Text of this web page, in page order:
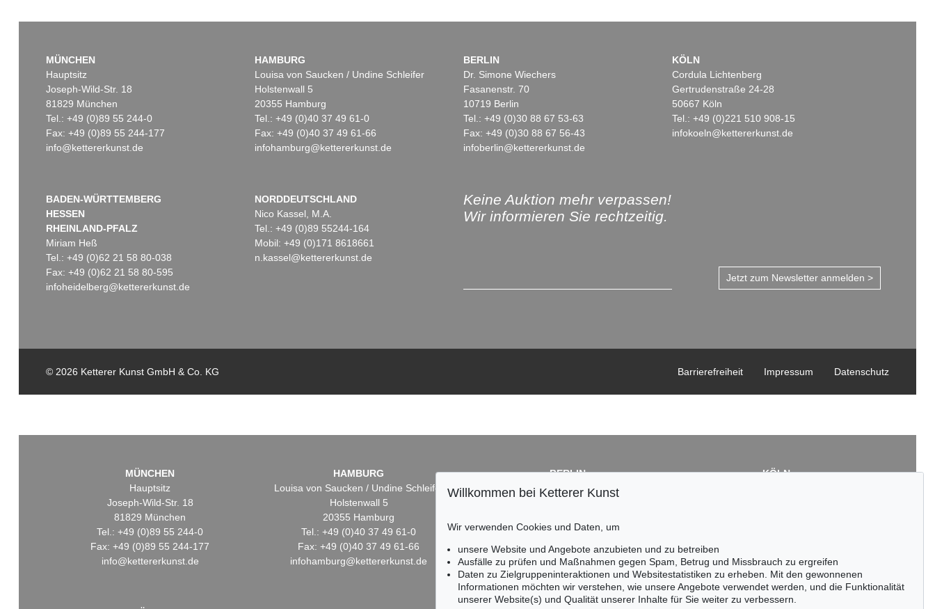
MÜNCHEN
Hauptsitz
Joseph-Wild-Str. 18
81829 München
Tel.: +49 (0)89 55 244-0
Fax: +49 (0)89 55 244-177
info@kettererkunst.de
HAMBURG
Louisa von Saucken / Undine Schleifer
Holstenwall 5
20355 Hamburg
Tel.: +49 (0)40 37 49 61-0
Fax: +49 (0)40 37 49 61-66
infohamburg@kettererkunst.de
BERLIN
Dr. Simone Wiechers
Fasanenstr. 70
10719 Berlin
Tel.: +49 (0)30 88 67 53-63
Fax: +49 (0)30 88 67 56-43
infoberlin@kettererkunst.de
KÖLN
Cordula Lichtenberg
Gertrudenstraße 24-28
50667 Köln
Tel.: +49 (0)221 510 908-15
infokoeln@kettererkunst.de
BADEN-WÜRTTEMBERG
HESSEN
RHEINLAND-PFALZ
Miriam Heß
Tel.: +49 (0)62 21 58 80-038
Fax: +49 (0)62 21 58 80-595
infoheidelberg@kettererkunst.de
NORDDEUTSCHLAND
Nico Kassel, M.A.
Tel.: +49 (0)89 55244-164
Mobil: +49 (0)171 8618661
n.kassel@kettererkunst.de
Keine Auktion mehr verpassen!
Wir informieren Sie rechtzeitig.
Jetzt zum Newsletter anmelden >
© 2026 Ketterer Kunst GmbH & Co. KG Datenschutz
Impressum
Barrierefreiheit
MÜNCHEN
Hauptsitz
Joseph-Wild-Str. 18
81829 München
Tel.: +49 (0)89 55 244-0
Fax: +49 (0)89 55 244-177
info@kettererkunst.de
HAMBURG
Louisa von Saucken / Undine Schleifer
Holstenwall 5
20355 Hamburg
Tel.: +49 (0)40 37 49 61-0
Fax: +49 (0)40 37 49 61-66
infohamburg@kettererkunst.de
BERLIN
Dr. Simone Wiechers
Tel.: +49 (0)30 88 67 53-63
Fax: +49 (0)30 88 67 56-43
infoberlin@kettererkunst.de
KÖLN
infokoeln@kettererkunst.de
Willkommen bei Ketterer Kunst
Wir verwenden Cookies und Daten, um
unsere Website und Angebote anzubieten und zu betreiben
Ausfälle zu prüfen und Maßnahmen gegen Spam, Betrug und Missbrauch zu ergreifen
Daten zu Zielgruppeninteraktionen und Websitestatistiken zu erheben. Mit den gewonnenen
Informationen möchten wir verstehen, wie unsere Angebote verwendet werden, und die Funktionalität
unserer Website(s) und Qualität unserer Inhalte für Sie weiter zu verbessern.